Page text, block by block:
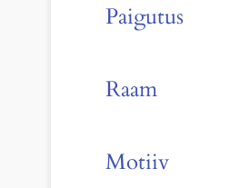
Paigutus
Raam
Motiiv